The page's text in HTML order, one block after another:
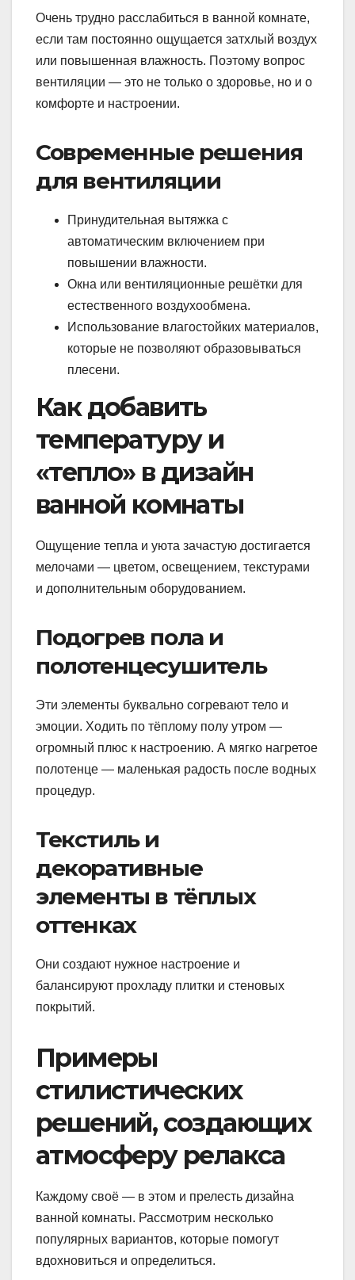
Очень трудно расслабиться в ванной комнате,
если там постоянно ощущается затхлый воздух
или повышенная влажность. Поэтому вопрос
вентиляции — это не только о здоровье, но и о
комфорте и настроении.
Современные решения
для вентиляции
Принудительная вытяжка с
автоматическим включением при
повышении влажности.
Окна или вентиляционные решётки для
естественного воздухообмена.
Использование влагостойких материалов,
которые не позволяют образовываться
плесени.
Как добавить
температуру и
«тепло» в дизайн
ванной комнаты
Ощущение тепла и уюта зачастую достигается
мелочами — цветом, освещением, текстурами
и дополнительным оборудованием.
Подогрев пола и
полотенцесушитель
Эти элементы буквально согревают тело и
эмоции. Ходить по тёплому полу утром —
огромный плюс к настроению. А мягко нагретое
полотенце — маленькая радость после водных
процедур.
Текстиль и
декоративные
элементы в тёплых
оттенках
Они создают нужное настроение и
балансируют прохладу плитки и стеновых
покрытий.
Примеры
стилистических
решений, создающих
атмосферу релакса
Каждому своё — в этом и прелесть дизайна
ванной комнаты. Рассмотрим несколько
популярных вариантов, которые помогут
вдохновиться и определиться.